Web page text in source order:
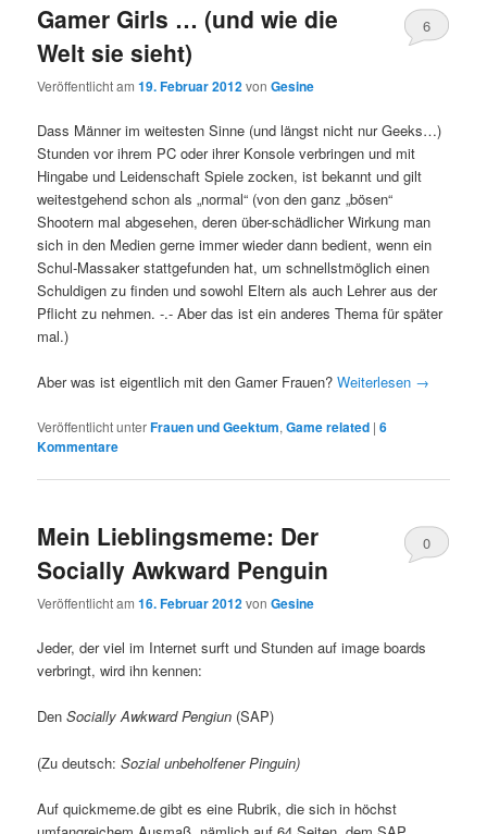
Gamer Girls … (und wie die
Welt sie sieht)
Veröffentlicht am19. Februar 2012vonGesine
6
Dass Männer im weitesten Sinne (und längst nicht nur Geeks…)
Stunden vor ihrem PC oder ihrer Konsole verbringen und mit
Hingabe und Leidenschaft Spiele zocken, ist bekannt und gilt
weitestgehend schon als „normal“ (von den ganz „bösen“
Shootern mal abgesehen, deren über-schädlicher Wirkung man
sich in den Medien gerne immer wieder dann bedient, wenn ein
Schul-Massaker stattgefunden hat, um schnellstmöglich einen
Schuldigen zu finden und sowohl Eltern als auch Lehrer aus der
Pflicht zu nehmen. -.- Aber das ist ein anderes Thema für später
mal.)
Aber was ist eigentlich mit den Gamer Frauen?Weiterlesen →
Veröffentlicht unterFrauen und Geektum,Game related |6
Kommentare
Mein Lieblingsmeme: Der
Socially Awkward Penguin
Veröffentlicht am16. Februar 2012vonGesine
0
Jeder, der viel im Internet surft und Stunden auf image boards
verbringt, wird ihn kennen:
DenSocially Awkward Pengiun (SAP)
(Zu deutsch:Sozial unbeholfener Pinguin)
Auf quickmeme.de gibt es eine Rubrik, die sich in höchst